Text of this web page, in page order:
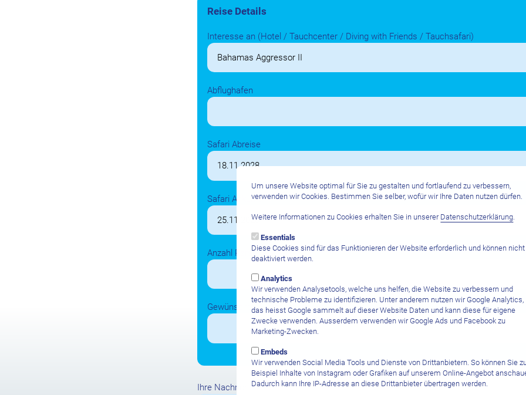
Reise Details
Interesse an (Hotel / Tauchcenter / Diving with Friends / Tauchsafari)
Abflughafen
Safari Abreise
Safari Ankunft
Anzahl Personen
Gewünschte Aufenthaltsdauer
Ihre Nachricht
Um unsere Website optimal für Sie zu gestalten und fortlaufend zu verbessern,
verwenden wir Cookies. Bestimmen Sie selber, wofür wir Ihre Daten nutzen dürfen.
Weitere Informationen zu Cookies erhalten Sie in unserer Datenschutzerklärung
Essentials
Diese Cookies sind für das Funktionieren der Website erforderlich und können nicht
deaktiviert werden.
Analytics
Wir verwenden Analysetools, welche uns helfen, die Website zu verbessern und
technische Probleme zu identifizieren. Unter anderem nutzen wir Google Analytics,
das heisst Google sammelt auf dieser Website Daten und kann diese für eigene
Zwecke verwenden. Ausserdem verwenden wir Google Ads und Facebook zu
Marketing-Zwecken.
Embeds
Wir verwenden Social Media Tools und Dienste von Drittanbietern. So können Sie
Beispiel Inhalte von Instagram oder Grafiken auf unserem Online-Angebot
Dadurch kann Ihre IP-Adresse an diese Drittanbieter übertragen werden.